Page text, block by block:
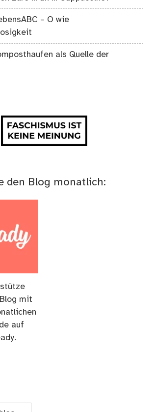
– O wie
als Quelle der
den Blog monatlich:
mit
auf